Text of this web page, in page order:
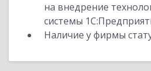
на внедрение
системы
Наличие у фирмы